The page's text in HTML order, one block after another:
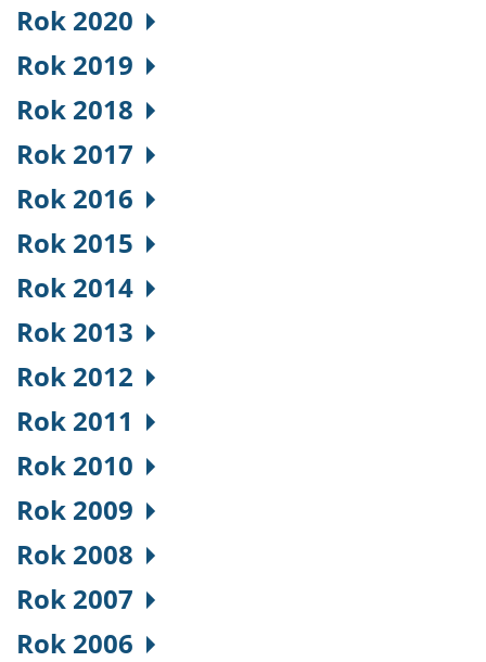
Rok 2020
Rok 2019
Rok 2018
Rok 2017
Rok 2016
Rok 2015
Rok 2014
Rok 2013
Rok 2012
Rok 2011
Rok 2010
Rok 2009
Rok 2008
Rok 2007
Rok 2006